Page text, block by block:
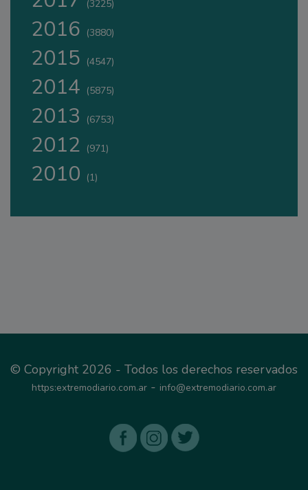
(3225)
2016 (3880)
2015 (4547)
2014 (5875)
2013 (6753)
2012 (971)
2010 (1)
© Copyright 2026 - Todos los derechos reservados
https:extremodiario.com.ar - info@extremodiario.com.ar